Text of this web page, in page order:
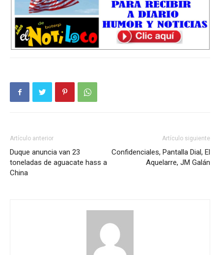
Artículo anterior
Duque anuncia van 23
toneladas de aguacate hass a
China
Artículo siguiente
Confidenciales, Pantalla Dial, El
Aquelarre, JM Galán